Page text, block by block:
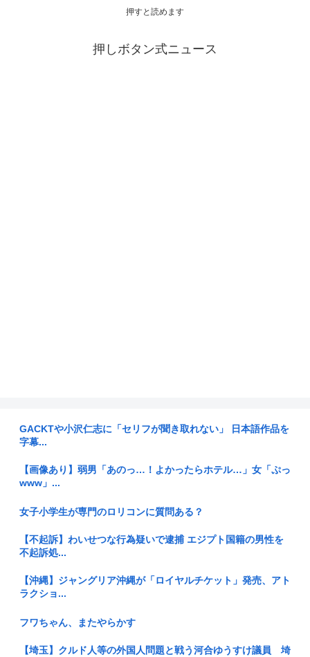
押すと読めます
押しボタン式ニュース
GACKTや小沢仁志に「セリフが聞き取れない」 日本語作品を
字幕...
【画像あり】弱男「あのっ…！よかったらホテル…」女「ぷっ
www」...
女子小学生が専門のロリコンに質問ある？
【不起訴】わいせつな行為疑いで逮捕 エジプト国籍の男性を
不起訴処...
【沖縄】ジャングリア沖縄が「ロイヤルチケット」発売、アト
ラクショ...
フワちゃん、またやらかす
【埼玉】クルド人等の外国人問題と戦う河合ゆうすけ議員 埼